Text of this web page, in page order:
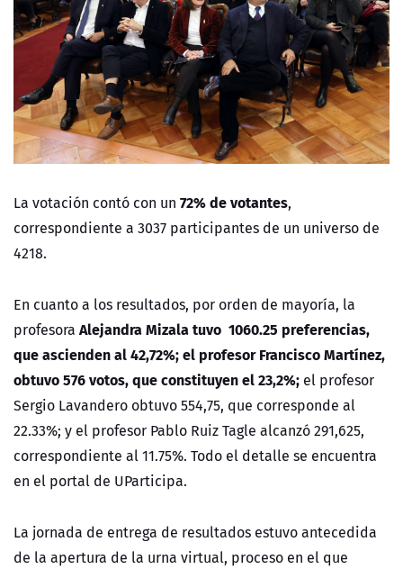
La votación contó con un 72% de votantes,
correspondiente a 3037 participantes de un universo de
4218.
En cuanto a los resultados, por orden de mayoría, la
profesora Alejandra Mizala tuvo 1060.25 preferencias,
que ascienden al 42,72%; el profesor Francisco Martínez,
obtuvo 576 votos, que constituyen el 23,2%; el profesor
Sergio Lavandero obtuvo 554,75, que corresponde al
22.33%; y el profesor Pablo Ruiz Tagle alcanzó 291,625,
correspondiente al 11.75%. Todo el detalle se encuentra
en el portal de UParticipa.
La jornada de entrega de resultados estuvo antecedida
de la apertura de la urna virtual, proceso en el que